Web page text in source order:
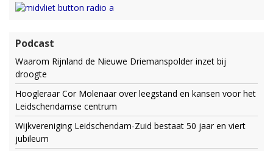
Podcast
Waarom Rijnland de Nieuwe Driemanspolder inzet bij
droogte
Hoogleraar Cor Molenaar over leegstand en kansen voor het
Leidschendamse centrum
Wijkvereniging Leidschendam-Zuid bestaat 50 jaar en viert
jubileum